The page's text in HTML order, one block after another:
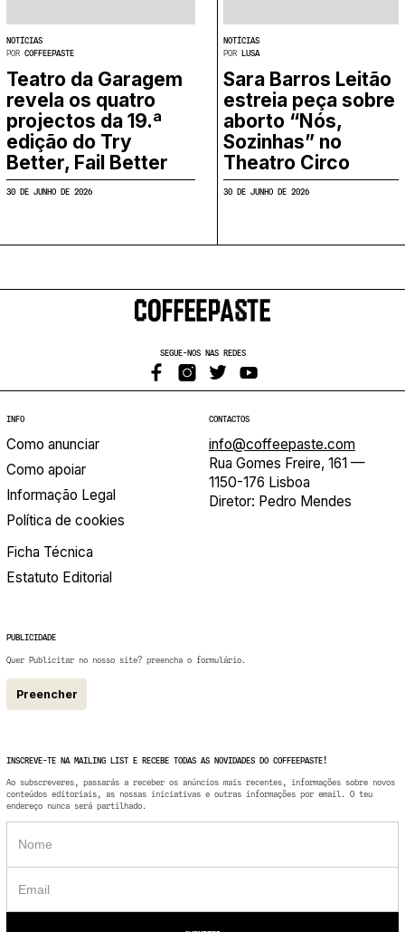
NOTÍCIAS
POR COFFEEPASTE
Teatro da Garagem
revela os quatro
projectos da 19.ª
edição do Try
Better, Fail Better
30 DE JUNHO DE 2026
NOTÍCIAS
POR LUSA
Sara Barros Leitão
estreia peça sobre
aborto “Nós,
Sozinhas” no
Theatro Circo
30 DE JUNHO DE 2026
SEGUE-NOS NAS REDES
INFO
Como anunciar
Como apoiar
Informação Legal
Política de cookies
Ficha Técnica
Estatuto Editorial
CONTACTOS
info@coffeepaste.com
Rua Gomes Freire, 161 —
1150-176 Lisboa
Diretor: Pedro Mendes
PUBLICIDADE
Quer Publicitar no nosso site? preencha o formulário.
Preencher
INSCREVE-TE NA MAILING LIST E RECEBE TODAS AS NOVIDADES DO COFFEEPASTE!
Ao subscreveres, passarás a receber os anúncios mais recentes, informações sobre novos
conteúdos editoriais, as nossas iniciativas e outras informações por email. O teu
endereço nunca será partilhado.